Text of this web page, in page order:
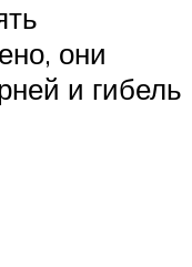
они
и гибель